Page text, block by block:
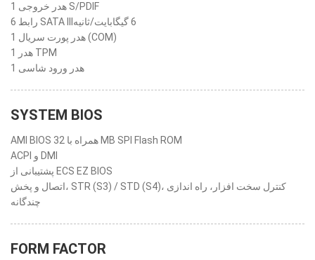
1 هدر خروجی S/PDIF
1 هدر پورت سریال (COM)
1 هدر TPM
1 هدر ورود شاسی
SYSTEM BIOS
AMI BIOS همراه با 32 MB SPI Flash ROM
ACPI و DMI
پشتیبانی از ECS EZ BIOS
اتصال و پخش، ‎STR (S3) / STD (S4)‎، کنترل سخت افزار، راه اندازی
چندگانه
FORM FACTOR